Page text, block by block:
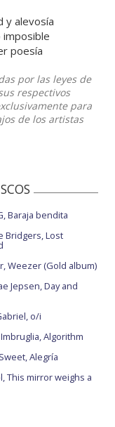
y alevosía
imposible
poesía
por las leyes de
respectivos
para
de los artistas
Baraja bendita
Bridgers, Lost
Weezer (Gold album)
Jepsen, Day and
o/i
Algorithm
Alegría
This mirror weighs a